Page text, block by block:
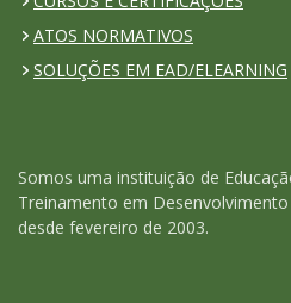
ATOS NORMATIVOS
SOLUÇÕES EM EAD/ELEARNING
Somos uma instituição de
Treinamento em
desde fevereiro de 2003.